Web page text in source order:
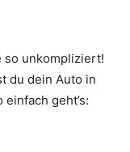
so unkompliziert!
du dein Auto in
geht’s: